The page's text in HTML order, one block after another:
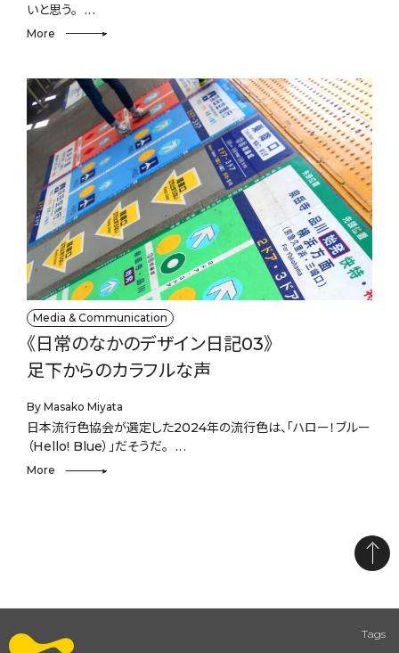
いと思う。
More
Media & Communication
《日常のなかのデザイン日記03》
足下からのカラフルな声
By Masako Miyata
日本流行色協会が選定した2024年の流行色は、「ハロー！ブルー
（Hello! Blue）」だそうだ。
More
Tags